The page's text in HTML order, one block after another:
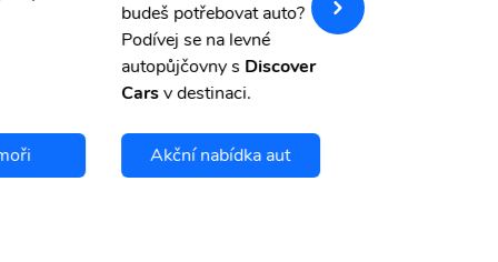
budeš potřebovat auto?
Podívej se na levné
autopůjčovny s Discover
Carsv destinaci.
Akční nabídka aut
storno.